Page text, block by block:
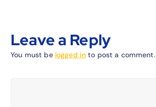
Leave a Reply
You must be logged in to post a comment.